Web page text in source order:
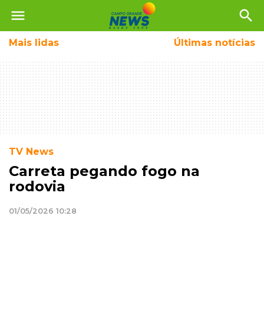
menu search
Mais lidas Últimas notícias
TV News
Carreta pegando fogo na
rodovia
01/05/2026 10:28